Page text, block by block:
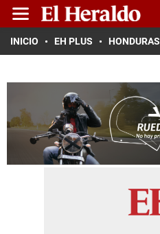
INICIO EH PLUS HONDURAS